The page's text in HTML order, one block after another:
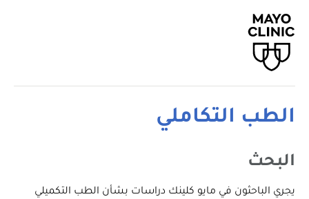
الطب التكاملي
البحث
يجري الباحثون في مايو كلينك دراسات بشأن الطب التكميلي